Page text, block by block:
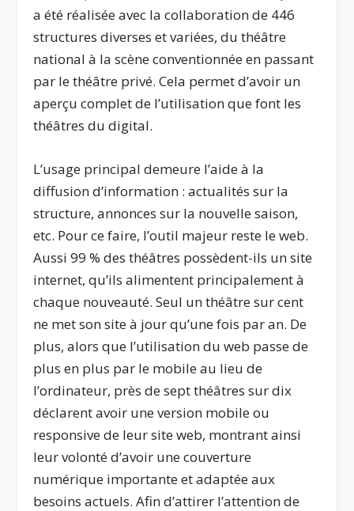
a été réalisée avec la collaboration de 446
structures diverses et variées, du théâtre
national à la scène conventionnée en passant
par le théâtre privé. Cela permet d’avoir un
aperçu complet de l’utilisation que font les
théâtres du digital.
L’usage principal demeure l’aide à la
diffusion d’information : actualités sur la
structure, annonces sur la nouvelle saison,
etc. Pour ce faire, l’outil majeur reste le web.
Aussi 99 % des théâtres possèdent-ils un site
internet, qu’ils alimentent principalement à
chaque nouveauté. Seul un théâtre sur cent
ne met son site à jour qu’une fois par an. De
plus, alors que l’utilisation du web passe de
plus en plus par le mobile au lieu de
l’ordinateur, près de sept théâtres sur dix
déclarent avoir une version mobile ou
responsive de leur site web, montrant ainsi
leur volonté d’avoir une couverture
numérique importante et adaptée aux
besoins actuels. Afin d’attirer l’attention de